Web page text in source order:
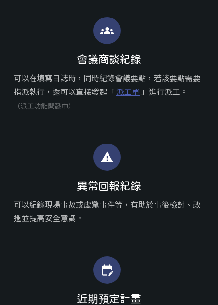
groups
會議商談紀錄
可以在填寫日誌時，同時紀錄會議要點，若該要點需要
指派執行，還可以直接發起「 派工單 」進行派工。
（派工功能開發中）
warning
異常回報紀錄
可以紀錄現場事故或虛驚事件等，有助於事後檢討、改
進並提高安全意識。
edit_calendar
近期預定計畫